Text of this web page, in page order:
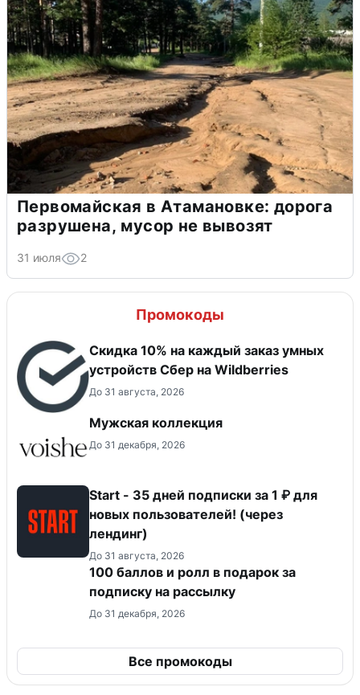
Первомайская в Атамановке: дорога
разрушена, мусор не вывозят
31 июля 2
Промокоды
Скидка 10% на каждый заказ умных
устройств Сбер на Wildberries
До 31 августа, 2026
Мужская коллекция
До 31 декабря, 2026
Start - 35 дней подписки за 1 ₽ для
новых пользователей! (через
лендинг)
До 31 августа, 2026
100 баллов и ролл в подарок за
подписку на рассылку
До 31 декабря, 2026
Все промокоды